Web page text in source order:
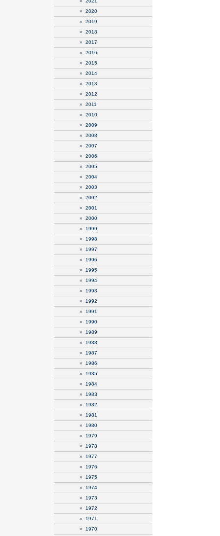
» 2020
» 2019
» 2018
» 2017
» 2016
» 2015
» 2014
» 2013
» 2012
» 2011
» 2010
» 2009
» 2008
» 2007
» 2006
» 2005
» 2004
» 2003
» 2002
» 2001
» 2000
» 1999
» 1998
» 1997
» 1996
» 1995
» 1994
» 1993
» 1992
» 1991
» 1990
» 1989
» 1988
» 1987
» 1986
» 1985
» 1984
» 1983
» 1982
» 1981
» 1980
» 1979
» 1978
» 1977
» 1976
» 1975
» 1974
» 1973
» 1972
» 1971
» 1970